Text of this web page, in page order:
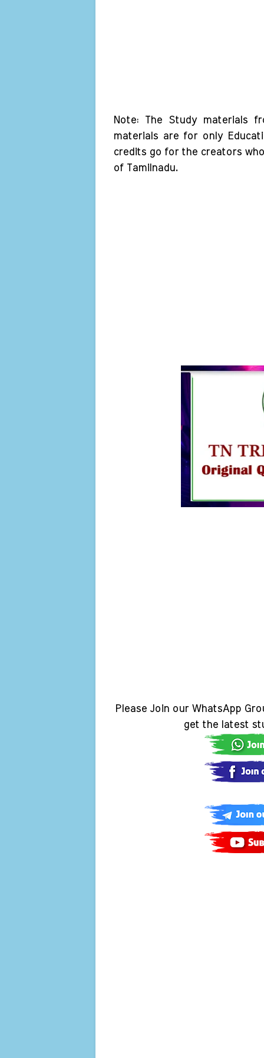
Note: The Study materials
materials are for only
credits go for the creators
of Tamilnadu.
Please Join our WhatsApp
get the latest